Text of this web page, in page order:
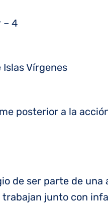
– 4
Vírgenes
posterior a la
de ser parte de
junto con